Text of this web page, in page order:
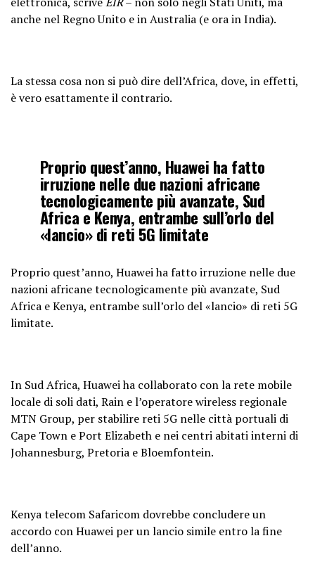
anche nel Regno Unito e in Australia (e ora in India).
La stessa cosa non si può dire dell’Africa, dove, in effetti,
è vero esattamente il contrario.
Proprio quest’anno, Huawei ha fatto
irruzione nelle due nazioni africane
tecnologicamente più avanzate, Sud
Africa e Kenya, entrambe sull’orlo del
«lancio» di reti 5G limitate
Proprio quest’anno, Huawei ha fatto irruzione nelle due
nazioni africane tecnologicamente più avanzate, Sud
Africa e Kenya, entrambe sull’orlo del «lancio» di reti 5G
limitate.
In Sud Africa, Huawei ha collaborato con la rete mobile
locale di soli dati, Rain e l’operatore wireless regionale
MTN Group, per stabilire reti 5G nelle città portuali di
Cape Town e Port Elizabeth e nei centri abitati interni di
Johannesburg, Pretoria e Bloemfontein.
Kenya telecom Safaricom dovrebbe concludere un
accordo con Huawei per un lancio simile entro la fine
dell’anno.